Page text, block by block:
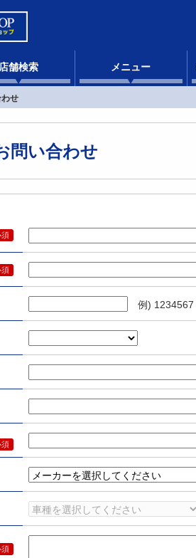
店舗検索 メニュー
せ
問い合わせ
例) 1234567